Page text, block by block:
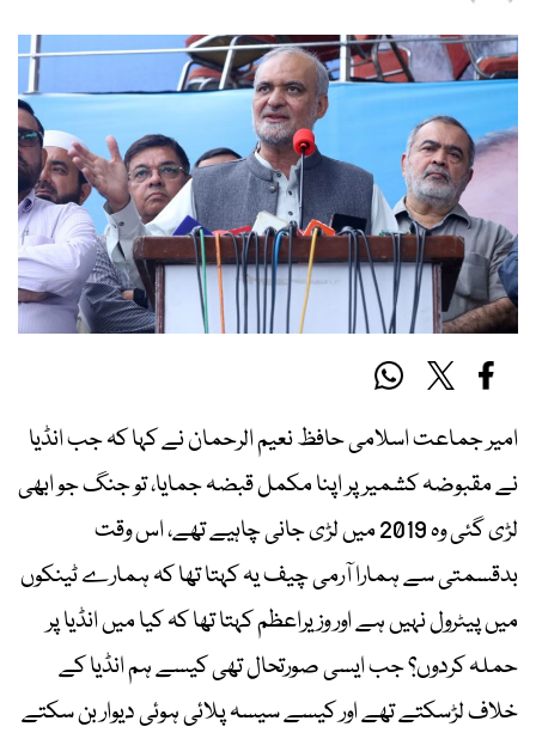
امیر جماعت اسلامی حافظ نعیم الرحمان نے کہا کہ جب انڈیا
نے مقبوضہ کشمیر پر اپنا مکمل قبضہ جمایا، تو جنگ جو ابھی
لڑی گئی وہ 2019 میں لڑی جانی چاہیے تھے، اس وقت
بدقسمتی سے ہمارا آرمی چیف یہ کہتا تھا کہ ہمارے ٹینکوں
میں پیٹرول نہیں ہے اور وزیراعظم کہتا تھا کہ کیا میں انڈیا پر
حملہ کردوں؟ جب ایسی صورتحال تھی کیسے ہم انڈیا کے
خلاف لڑسکتے تھے اور کیسے سیسہ پلائی ہوئی دیوار بن سکتے